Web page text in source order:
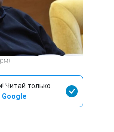
Читай только
Google